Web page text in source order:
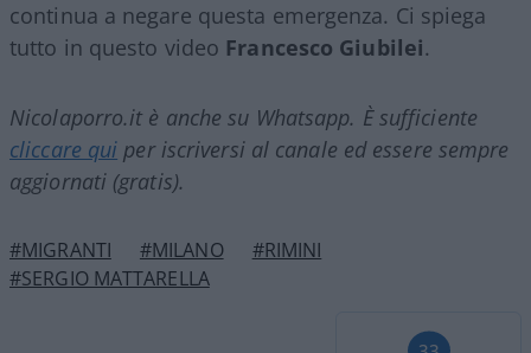
continua a negare questa emergenza. Ci spiega
tutto in questo video Francesco Giubilei.
Nicolaporro.it è anche su Whatsapp. È sufficiente
cliccare qui per iscriversi al canale ed essere sempre
aggiornati (gratis).
#MIGRANTI #MILANO
#RIMINI
#SERGIO MATTARELLA